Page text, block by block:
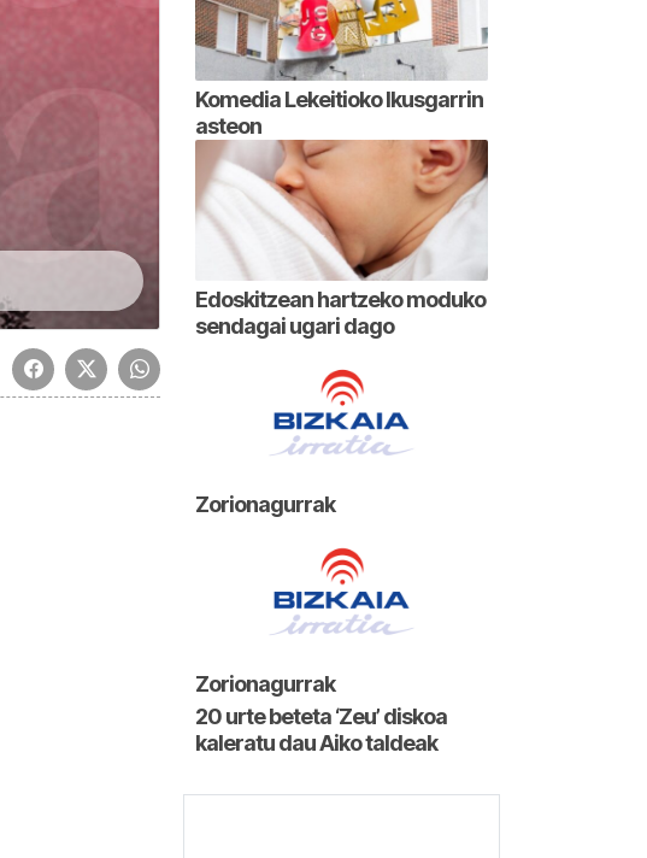
Komedia Lekeitioko Ikusgarrin
asteon
Edoskitzean hartzeko moduko
sendagai ugari dago
Zorionagurrak
Zorionagurrak
20 urte beteta ‘Zeu’ diskoa
kaleratu dau Aiko taldeak